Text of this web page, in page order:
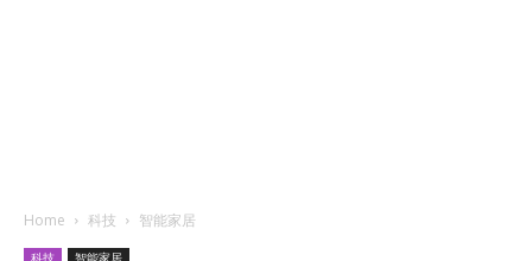
Home 科技 智能家居
科技 智能家居